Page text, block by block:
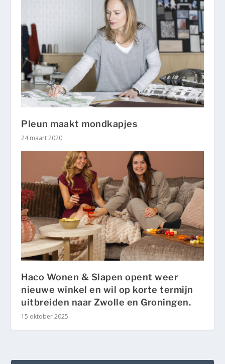
Pleun maakt mondkapjes
24 maart 2020
Haco Wonen & Slapen opent weer
nieuwe winkel en wil op korte termijn
uitbreiden naar Zwolle en Groningen.
15 oktober 2025